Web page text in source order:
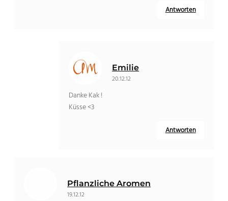
Antworten
Emilie
20.12.12
Danke Kak !
Küsse <3
Antworten
Pflanzliche Aromen
19.12.12